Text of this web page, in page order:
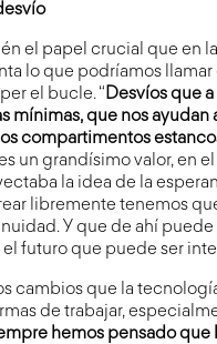
el papel crucial que en la
lo que podríamos llamar
el bucle. “ Desvíos que
mínimas, que nos ayudan
compartimentos
un grandísimo valor, en el
la idea de la
libremente tenemos
Y que de ahí puede
futuro que puede ser
cambios que la
de trabajar,
hemos pensado que